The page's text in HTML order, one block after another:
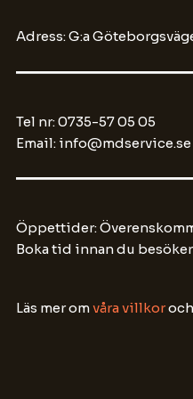
Adress: G:a
Tel nr: 0735-57 05 05
Email: info@mdservice.se
Öppettider:
Boka tid innan du
Läs mer omvåra villkoroch